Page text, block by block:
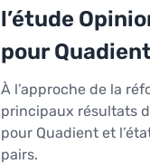
l’étude
pour
À l’approche de la
principaux résultats
pour Quadient et
pairs.